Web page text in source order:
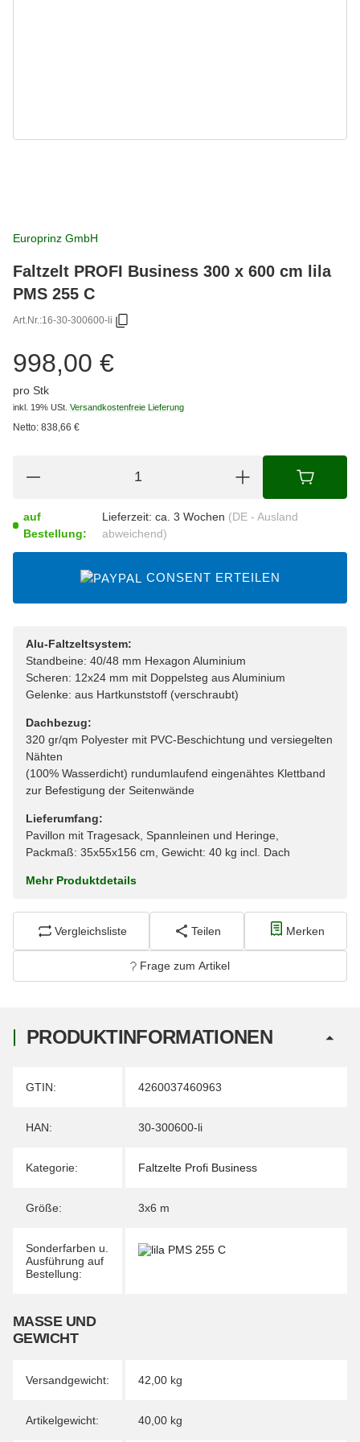
Europrinz GmbH
Faltzelt PROFI Business 300 x 600 cm lila
PMS 255 C
Art.Nr.:16-30-300600-li
998,00 €
pro Stk
inkl. 19% USt. Versandkostenfreie Lieferung
Netto: 838,66 €
auf
Bestellung:
Lieferzeit: ca. 3 Wochen (DE - Ausland
abweichend)
CONSENT ERTEILEN
Alu-Faltzeltsystem:
Standbeine: 40/48 mm Hexagon Aluminium
Scheren: 12x24 mm mit Doppelsteg aus Aluminium
Gelenke: aus Hartkunststoff (verschraubt)
Dachbezug:
320 gr/qm Polyester mit PVC-Beschichtung und versiegelten
Nähten
(100% Wasserdicht) rundumlaufend eingenähtes Klettband
zur Befestigung der Seitenwände
Lieferumfang:
Pavillon mit Tragesack, Spannleinen und Heringe,
Packmaß: 35x55x156 cm, Gewicht: 40 kg incl. Dach
Mehr Produktdetails
Vergleichsliste Teilen Merken
Frage zum Artikel
PRODUKTINFORMATIONEN
Produkteigenschaft
Wert
GTIN: 4260037460963
HAN: 30-300600-li
Kategorie: Faltzelte Profi Business
Größe: 3x6 m
Sonderfarben u.
Ausführung auf
Bestellung:
MASSE UND G
EWICHT
Versandgewicht: 42,00 kg
Artikelgewicht: 40,00 kg